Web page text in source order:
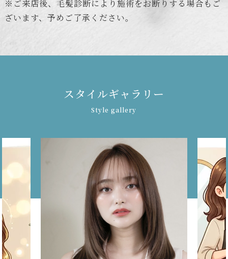
※ご来店後、毛髪診断により施術をお断りする場合もご
ざいます、予めご了承ください。
ス タ イ ルギ ャ ラ リ ー
Style gallery